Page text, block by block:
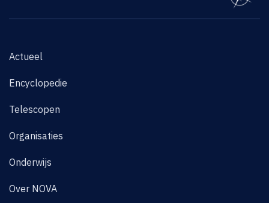
Actueel
Encyclopedie
Telescopen
Organisaties
Onderwijs
Over NOVA